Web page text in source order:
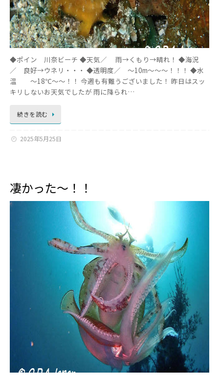
◆ポイン 川奈ビーチ ◆天気／ 雨→くもり→晴れ！ ◆海況
／ 良好→ウネリ・・・ ◆透明度／ ～10m～～～！！！ ◆水
温 ～18℃～～！！ 今週も有難うございました！ 昨日はスッ
キリしないお天気でしたが 雨に降られ…
続きを読む
2025年5月25日
凄かった～！！